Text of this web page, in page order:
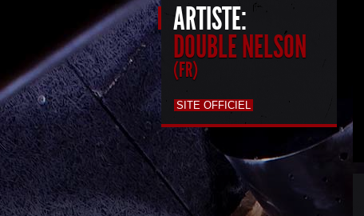
ARTISTE:
DOUBLE NELSON
(FR)
SITE OFFICIEL